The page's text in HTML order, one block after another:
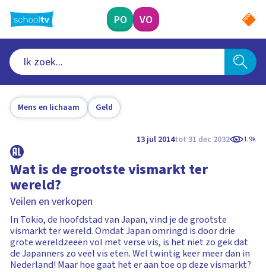
naar
hoofdinhoud
PO VO
Mens en lichaam Geld
13 jul 2014tot 31 dec 2032 1.9k
Wat is de grootste vismarkt ter
wereld?
Veilen en verkopen
In Tokio, de hoofdstad van Japan, vind je de grootste
vismarkt ter wereld. Omdat Japan omringd is door drie
grote wereldzeeën vol met verse vis, is het niet zo gek dat
de Japanners zo veel vis eten. Wel twintig keer meer dan in
Nederland! Maar hoe gaat het er aan toe op deze vismarkt?